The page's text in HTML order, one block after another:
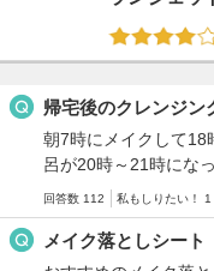
帰宅後のクレンジン
朝7時にメイクして18
呂が20時～21時にな
回答数 112 私もしりたい！ 1
メイク落としシート